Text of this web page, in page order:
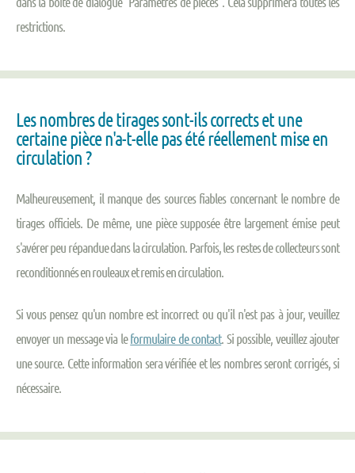
restrictions.
Les nombres de tirages sont-ils corrects et une
certaine pièce n'a-t-elle pas été réellement mise en
circulation ?
Malheureusement, il manque des sources fiables concernant le nombre de
tirages officiels. De même, une pièce supposée être largement émise peut
s'avérer peu répandue dans la circulation. Parfois, les restes de collecteurs sont
reconditionnés en rouleaux et remis en circulation.
Si vous pensez qu'un nombre est incorrect ou qu'il n'est pas à jour, veuillez
envoyer un message via leformulaire de contact. Si possible, veuillez ajouter
une source. Cette information sera vérifiée et les nombres seront corrigés, si
nécessaire.